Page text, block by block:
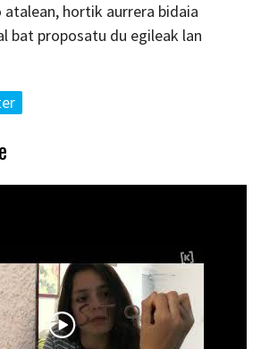
atalean, hortik aurrera bidaia
bat proposatu du egileak lan